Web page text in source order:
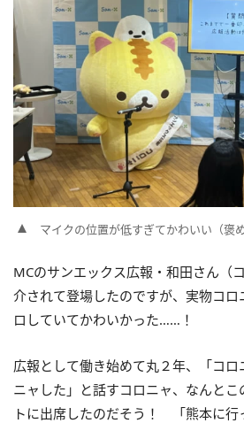
マイクの位置が低すぎてかわいい（褒め
MCのサンエックス広報・和田さん（
介されて登場したのですが、実物コロ
ロしていてかわいかった……！
広報として働き始めて丸２年、「コロ
ニャした」と話すコロニャ、なんと
トに出席したのだそう！ 「熊本に行